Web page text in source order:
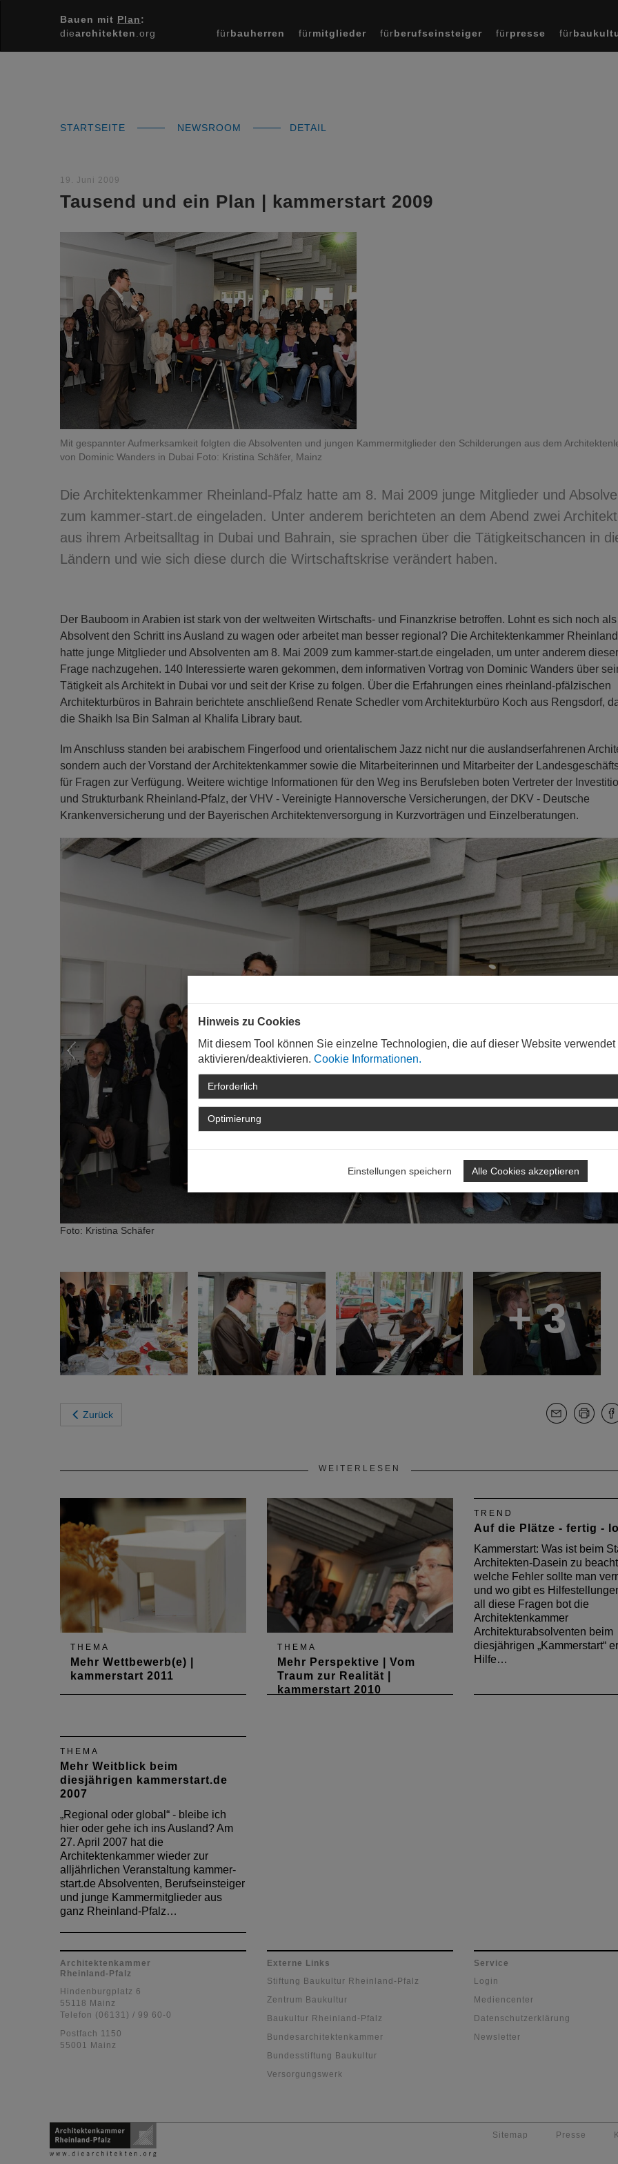
Bauen mit Plan:
diearchitekten .org fürbauherren fürmitglieder fürberufseinsteiger fürpresse für
STARTSEITE NEWSROOM DETAIL
19. Juni 2009
Tausend und ein Plan | kammerstart 2009
Mit gespannter Aufmerksamkeit folgten die Absolventen und jungen Kammermitglieder den Schilderungen aus dem
von Dominic Wanders in Dubai Foto: Kristina Schäfer, Mainz
Die Architektenkammer Rheinland-Pfalz hatte am 8. Mai 2009 junge Mitglieder und
zum kammer-start.de eingeladen. Unter anderem berichteten an dem Abend zwei
aus ihrem Arbeitsalltag in Dubai und Bahrain, sie sprachen über die Tätigkeitschancen in
Ländern und wie sich diese durch die Wirtschaftskrise verändert haben.
Der Bauboom in Arabien ist stark von der weltweiten Wirtschafts- und Finanzkrise betroffen. Lohnt es sich noch als
Absolvent den Schritt ins Ausland zu wagen oder arbeitet man besser regional? Die Architektenkammer
hatte junge Mitglieder und Absolventen am 8. Mai 2009 zum kammer-start.de eingeladen, um unter anderem dieser
Frage nachzugehen. 140 Interessierte waren gekommen, dem informativen Vortrag von Dominic Wanders über
Tätigkeit als Architekt in Dubai vor und seit der Krise zu folgen. Über die Erfahrungen eines rheinland-pfälzischen
Architekturbüros in Bahrain berichtete anschließend Renate Schedler vom Architekturbüro Koch aus Rengsdorf,
die Shaikh Isa Bin Salman al Khalifa Library baut.
Im Anschluss standen bei arabischem Fingerfood und orientalischem Jazz nicht nur die auslandserfahrenen
sondern auch der Vorstand der Architektenkammer sowie die Mitarbeiterinnen und Mitarbeiter der
für Fragen zur Verfügung. Weitere wichtige Informationen für den Weg ins Berufsleben boten Vertreter der
und Strukturbank Rheinland-Pfalz, der VHV - Vereinigte Hannoversche Versicherungen, der DKV - Deutsche
Krankenversicherung und der Bayerischen Architektenversorgung in Kurzvorträgen und Einzelberatungen.
Foto: Kristina Schäfer
Previous
+ 3
Zurück
WEITERLESEN
THEMA
Mehr Wettbewerb(e) |
kammerstart 2011
Wettbewerb(e)“. Zwei junge
Büros machten Lust auf den
Berufseinstieg und zeigten, dass
es in der schwierigen…
THEMA
Mehr Perspektive | Vom
Traum zur Realität |
kammerstart 2010
TREND
Auf die Plätze - fertig -
Kammerstart: Was ist beim
Architekten-Dasein zu
welche Fehler sollte man
und wo gibt es
all diese Fragen bot die
Architektenkammer
Architekturabsolventen beim
diesjährigen „Kammerstart“
Hilfe…
THEMA
Mehr Weitblick beim
diesjährigen kammerstart.de
2007
„Regional oder global“ - bleibe ich
hier oder gehe ich ins Ausland? Am
27. April 2007 hat die
Architektenkammer wieder zur
alljährlichen Veranstaltung kammer-
start.de Absolventen, Berufseinsteiger
und junge Kammermitglieder aus
ganz Rheinland-Pfalz…
Architektenkammer
Rheinland-Pfalz
Hindenburgplatz 6
55118 Mainz
Telefon (06131) / 99 60-0
Postfach 1150
55001 Mainz
Externe Links
Stiftung Baukultur Rheinland-Pfalz
Zentrum Baukultur
Baukultur Rheinland-Pfalz
Bundesarchitektenkammer
Bundesstiftung Baukultur
Versorgungswerk
Service
Login
Mediencenter
Datenschutzerklärung
Newsletter
Sitemap Presse
Hinweis zu Cookies
Mit diesem Tool können Sie einzelne Technologien, die auf dieser Website verwendet
aktivieren/deaktivieren. Cookie Informationen.
Erforderlich
Optimierung
Einstellungen speichern Alle Cookies akzeptieren